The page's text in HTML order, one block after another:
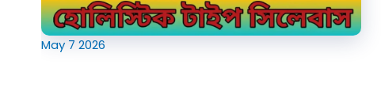
May 7 2026